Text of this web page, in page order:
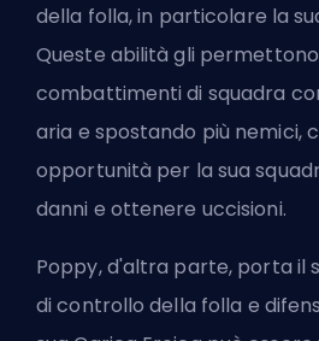
della folla, in particolare la
Queste abilità gli permettono
combattimenti di squadra
aria e spostando più nemici,
opportunità per la sua
danni e ottenere uccisioni.
Poppy, d'altra parte, porta il
di controllo della folla e